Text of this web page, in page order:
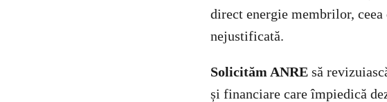
direct energie membrilor,
nejustificată.
Solicităm ANRE să
și financiare care împiedică